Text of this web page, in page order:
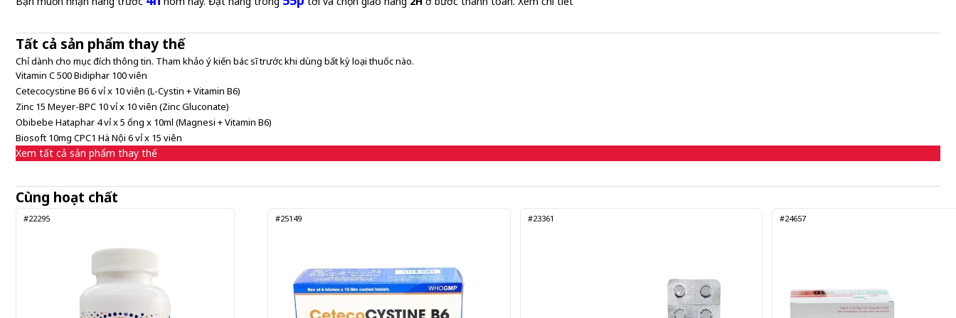
Tất cả sản phẩm thay thế
Chỉ dành cho mục đích thông tin. Tham khảo ý kiến bác sĩ trước khi dùng bất kỳ loại thuốc nào.
Vitamin C 500 Bidiphar 100 viên
Cetecocystine B6 6 vỉ x 10 viên (L-Cystin + Vitamin B6)
Zinc 15 Meyer-BPC 10 vỉ x 10 viên (Zinc Gluconate)
Obibebe Hataphar 4 vỉ x 5 ống x 10ml (Magnesi + Vitamin B6)
Biosoft 10mg CPC1 Hà Nội 6 vỉ x 15 viên
Xem tất cả sản phẩm thay thế
Cùng hoạt chất
#22295 #25149 #23361 #24657